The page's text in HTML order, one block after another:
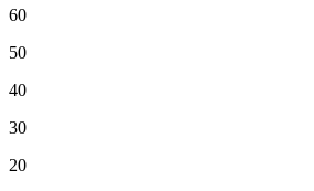
60
50
40
30
20